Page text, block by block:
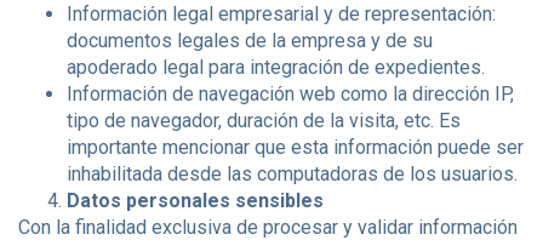
Información legal empresarial y de representación:
documentos legales de la empresa y de su
apoderado legal para integración de expedientes.
Información de navegación web como la dirección IP,
tipo de navegador, duración de la visita, etc. Es
importante mencionar que esta información puede ser
inhabilitada desde las computadoras de los usuarios.
Datos personales sensibles
Con la finalidad exclusiva de procesar y validar información